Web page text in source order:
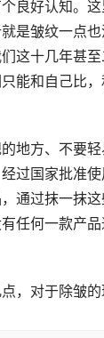
良好认知。
是皱纹一点
这十几年甚
能和自己比
地方、不要
过国家批准
通过抹一抹
任何一款产
，对于除皱